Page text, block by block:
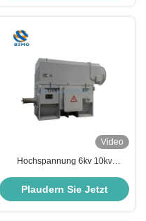
Video
Hochspannung 6kv 10kv
Elektromotor YKK YKS YR YRKK
YRKS Serie
Plaudern Sie Jetzt